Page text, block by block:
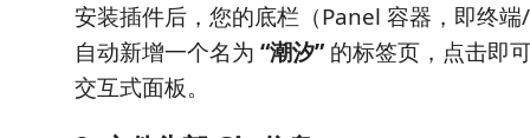
安装插件后，您的底栏（Panel 容器，即终
自动新增一个名为 “潮汐” 的标签页，点击即
交互式面板。